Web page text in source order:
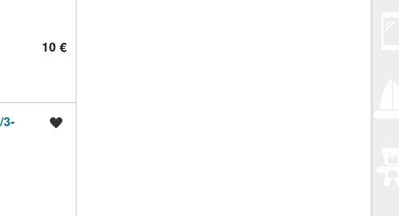
10 €